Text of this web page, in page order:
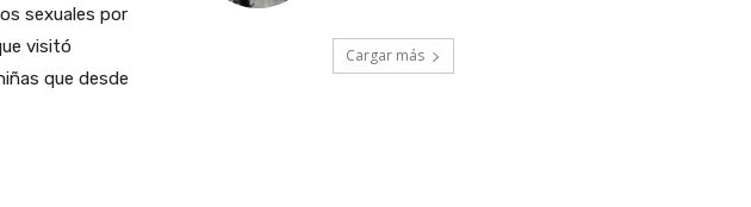
sexuales por
visitó
que desde
Cargar más